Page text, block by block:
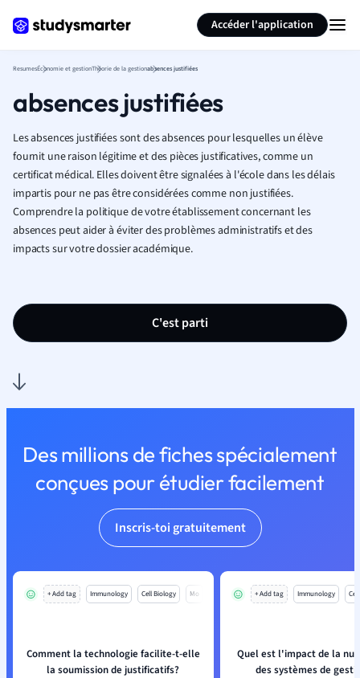
Accéder l'application
ResumesÉconomie et gestionThéorie de la gestionabsences justifiées
absences justifiées
Les absences justifiées sont des absences pour lesquelles un élève
fournit une raison légitime et des pièces justificatives, comme un
certificat médical. Elles doivent être signalées à l'école dans les délais
impartis pour ne pas être considérées comme non justifiées.
Comprendre la politique de votre établissement concernant les
absences peut aider à éviter des problèmes administratifs et des
impacts sur votre dossier académique.
C'est parti
Des millions de fiches spécialement
conçues pour étudier facilement
Inscris-toi gratuitement
+ Add tag Immunology Cell Biology Mo
Comment la technologie facilite-t-elle
la soumission de justificatifs?
+ Add tag Immunology
Quel est l'impact de la
des systèmes de
Résumer la page